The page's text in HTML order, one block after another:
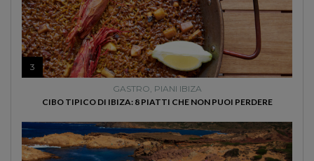
3
GASTRO, PIANI IBIZA
CIBO TIPICO DI IBIZA: 8 PIATTI CHE NON PUOI PERDERE